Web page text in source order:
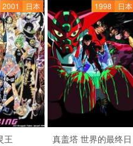
2001 日本
王
1998 日本
真盖塔 世界的最终日